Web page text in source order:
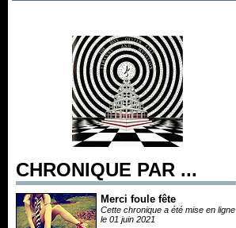
CHRONIQUE PAR ...
Merci foule fête
Cette chronique a été mise en ligne
le 01 juin 2021